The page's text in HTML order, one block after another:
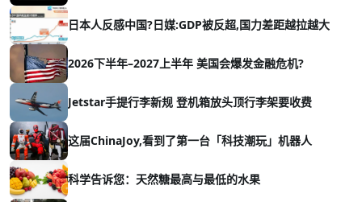
日本人反感中国?日媒:GDP被反超,国力差距越拉越大
2026下半年–2027上半年 美国会爆发金融危机?
Jetstar手提行李新规 登机箱放头顶行李架要收费
这届ChinaJoy,看到了第一台「科技潮玩」机器人
科学告诉您：天然糖最高与最低的水果